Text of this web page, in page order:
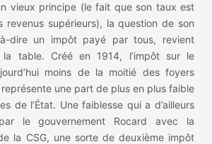
vieux principe (le fait que son taux est
revenus supérieurs), la question de son
à-dire un impôt payé par tous, revient
la table. Créé en 1914, l’impôt sur le
moins de la moitié des foyers
une part de plus en plus faible
de l’État. Une faiblesse qui a d’ailleurs
le gouvernement Rocard avec la
la CSG, une sorte de deuxième impôt